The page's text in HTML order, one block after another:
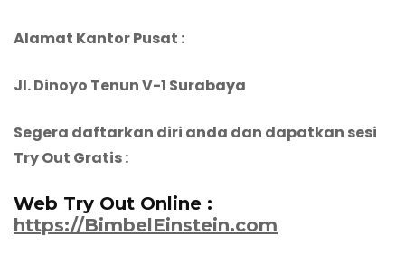
Alamat Kantor Pusat :
Jl. Dinoyo Tenun V-1 Surabaya
Segera daftarkan diri anda dan dapatkan sesi
Try Out Gratis :
Web Try Out Online :
https://BimbelEinstein.com